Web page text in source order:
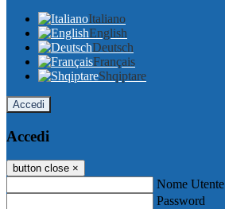
Italiano
English
Deutsch
Français
Shqiptare
Accedi
Accedi
button close ×
Nome Utente
Password